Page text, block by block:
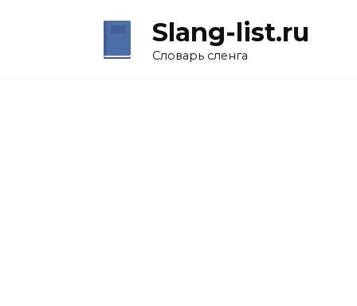
Slang-list.ru
Словарь сленга